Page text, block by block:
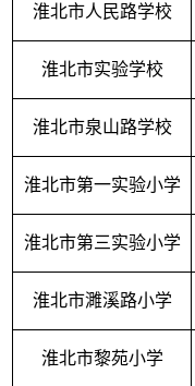
淮北市人民路学校
淮北市实验学校
淮北市泉山路学校
淮北市第一实验小学
淮北市第三实验小学
淮北市濉溪路小学
淮北市黎苑小学